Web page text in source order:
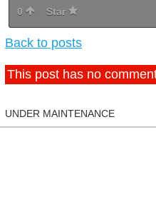
0 Star
Back to posts
This post has no
UNDER MAINTENANCE